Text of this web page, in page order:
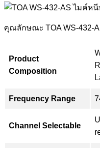
คุณลักษณะ TOA WS-432-
Product
Composition
Frequency Range
Channel Selectable